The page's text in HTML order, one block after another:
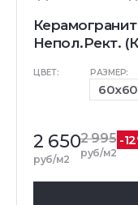
Непол.Рект.
ЦВЕТ: РАЗМЕР:
60x60
2 650
руб/м2
2 995
руб/м2
-